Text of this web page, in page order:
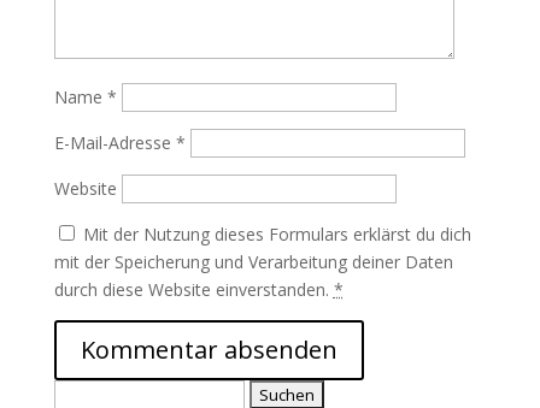
Name *
E-Mail-Adresse *
Website
Mit der Nutzung dieses Formulars erklärst du dich
mit der Speicherung und Verarbeitung deiner Daten
durch diese Website einverstanden. *